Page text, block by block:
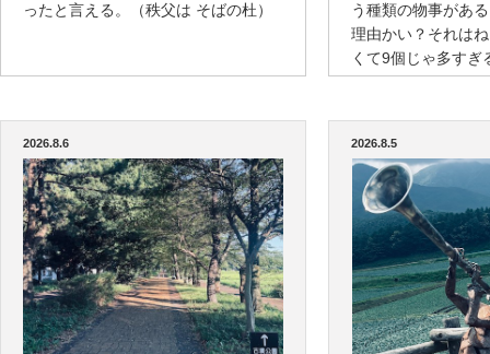
ったと言える。（秩父は そばの杜）
う種類の物事があ
理由かい？それは
くて9個じゃ多すぎ
2026.8.6 2026.8.5